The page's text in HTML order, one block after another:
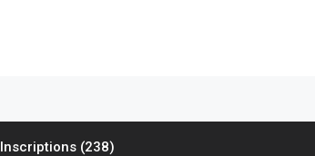
Inscriptions (238)